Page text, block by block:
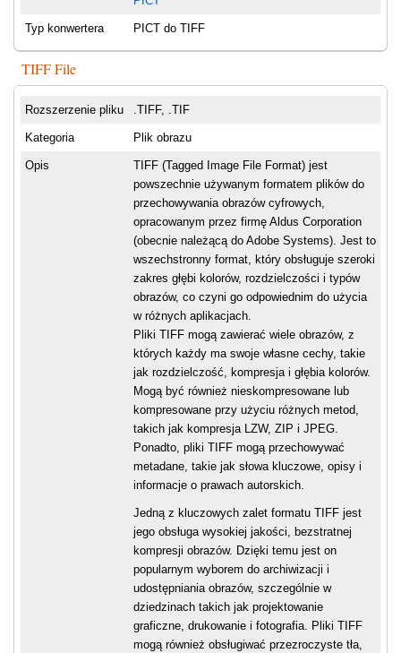
Typ konwertera PICT do TIFF
TIFF File
Rozszerzenie pliku .TIFF, .TIF
Kategoria Plik obrazu
Opis
TIFF (Tagged Image File Format) jest
powszechnie używanym formatem plików do
przechowywania obrazów cyfrowych,
opracowanym przez firmę Aldus Corporation
(obecnie należącą do Adobe Systems). Jest to
wszechstronny format, który obsługuje szeroki
zakres głębi kolorów, rozdzielczości i typów
obrazów, co czyni go odpowiednim do użycia
w różnych aplikacjach.
Pliki TIFF mogą zawierać wiele obrazów, z
których każdy ma swoje własne cechy, takie
jak rozdzielczość, kompresja i głębia kolorów.
Mogą być również nieskompresowane lub
kompresowane przy użyciu różnych metod,
takich jak kompresja LZW, ZIP i JPEG.
Ponadto, pliki TIFF mogą przechowywać
metadane, takie jak słowa kluczowe, opisy i
informacje o prawach autorskich.
Jedną z kluczowych zalet formatu TIFF jest
jego obsługa wysokiej jakości, bezstratnej
kompresji obrazów. Dzięki temu jest on
popularnym wyborem do archiwizacji i
udostępniania obrazów, szczególnie w
dziedzinach takich jak projektowanie
graficzne, drukowanie i fotografia. Pliki TIFF
mogą również obsługiwać przezroczyste tła,